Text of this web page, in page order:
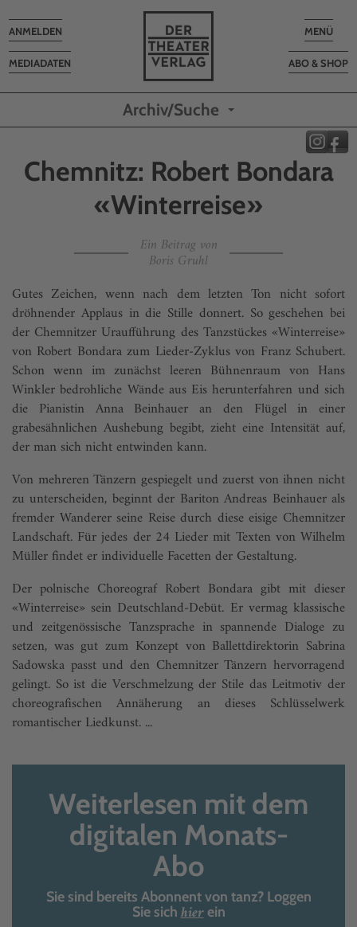
Toggle
MENÜ
ABO & SHOP
MEDIADATEN
Toggle
navigation
ANMELDEN
Archiv/Suche
Chemnitz: Robert Bondara
«Winterreise»
Ein Beitrag von
Boris Gruhl
Gutes Zeichen, wenn nach dem letzten Ton nicht sofort
dröhnender Applaus in die Stille donnert. So geschehen bei
der Chemnitzer Uraufführung des Tanzstückes «Winterreise»
von Robert Bondara zum Lieder-Zyklus von Franz Schubert.
Schon wenn im zunächst leeren Bühnenraum von Hans
Winkler bedrohliche Wände aus Eis herunterfahren und sich
die Pianistin Anna Beinhauer an den Flügel in einer
grabesähnlichen Aushebung begibt, zieht eine Intensität auf,
der man sich nicht entwinden kann.
Von mehreren Tänzern gespiegelt und zuerst von ihnen nicht
zu unterscheiden, beginnt der Bariton Andreas Beinhauer als
fremder Wanderer seine Reise durch diese eisige Chemnitzer
Landschaft. Für jedes der 24 Lieder mit Texten von Wilhelm
Müller findet er individuelle Facetten der Gestaltung.
Der polnische Choreograf Robert Bondara gibt mit dieser
«Winterreise» sein Deutschland-Debüt. Er vermag klassische
und zeitgenössische Tanzsprache in spannende Dialoge zu
setzen, was gut zum Konzept von Ballettdirektorin Sabrina
Sadowska passt und den Chemnitzer Tänzern hervorragend
gelingt. So ist die Verschmelzung der Stile das Leitmotiv der
choreografischen Annäherung an dieses Schlüsselwerk
romantischer Liedkunst. ...
Weiterlesen mit dem
digitalen Monats-
Abo
Sie sind bereits Abonnent von tanz? Loggen
Sie sich hierein